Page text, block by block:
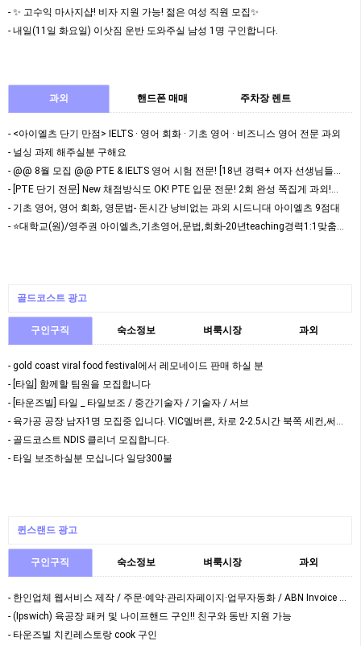
- ✨ 고수익 마사지샵! 비자 지원 가능! 젊은 여성 직원 모집✨
- 내일(11일 화요일) 이삿짐 운반 도와주실 남성 1명 구인합니다.
과외 핸드폰 매매 주차장 렌트
- <아이엘츠 단기 만점> IELTS · 영어 회화 · 기초 영어 · 비즈니스 영어 전문 과외
- 널싱 과제 해주실분 구해요
- @@ 8월 모집 @@ PTE & IELTS 영어 시험 전문! [18년 경력+ 여자 선생님들…
- [PTE 단기 전문] New 채점방식도 OK! PTE 입문 전문! 2회 완성 쪽집게 과외!…
- 기초 영어, 영어 회화, 영문법- 돈시간 낭비없는 과외 시드니대 아이엘츠 9점대
골드코스트 광고
구인구직 숙소정보 벼룩시장 과외
- gold coast viral food festival에서 레모네이드 판매 하실 분
- [타일] 함께할 팀원을 모집합니다
- [타운즈빌] 타일 _ 타일보조 / 중간기술자 / 기술자 / 서브
- 골드코스트 NDIS 클리너 모집합니다.
- 타일 보조하실분 모십니다 일당300불
퀸스랜드 광고
구인구직 숙소정보 벼룩시장 과외
- (Ipswich) 육공장 패커 및 나이프핸드 구인!! 친구와 동반 지원 가능
- 타운즈빌 치킨레스토랑 cook 구인